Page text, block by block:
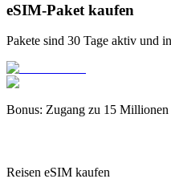
eSIM-Paket kaufen
Pakete sind 30 Tage aktiv und
Bonus: Zugang zu 15
Reisen eSIM kaufen